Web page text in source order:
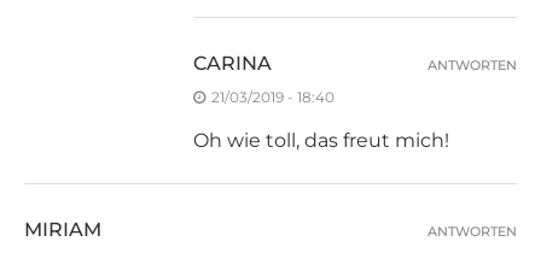
CARINA
21/03/2019 - 18:40
Oh wie toll, das freut mich!
ANTWORTEN
MIRIAM ANTWORTEN